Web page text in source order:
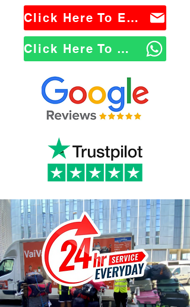
Click Here To Email Us
Click Here To WhatsApp Us